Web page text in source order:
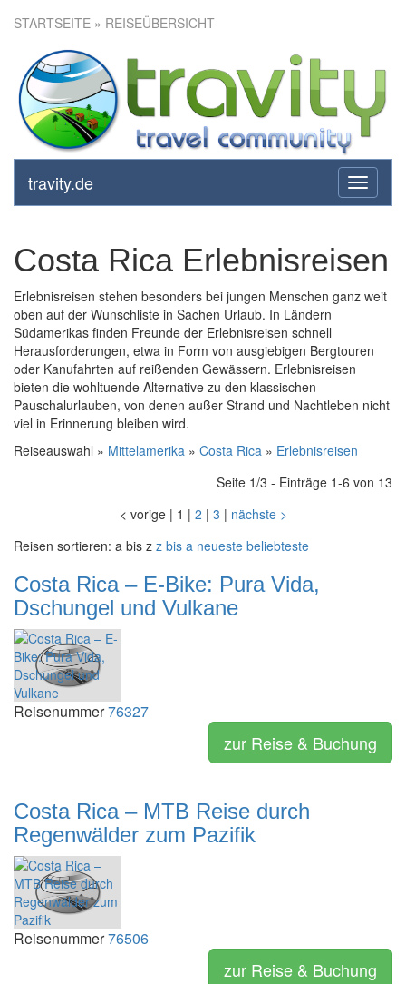
STARTSEITE » REISEÜBERSICHT
toggle
travity.de
Costa Rica Erlebnisreisen
Erlebnisreisen stehen besonders bei jungen Menschen ganz weit
oben auf der Wunschliste in Sachen Urlaub. In Ländern
Südamerikas finden Freunde der Erlebnisreisen schnell
Herausforderungen, etwa in Form von ausgiebigen Bergtouren
oder Kanufahrten auf reißenden Gewässern. Erlebnisreisen
bieten die wohltuende Alternative zu den klassischen
Pauschalurlauben, von denen außer Strand und Nachtleben nicht
viel in Erinnerung bleiben wird.
Reiseauswahl » Mittelamerika » Costa Rica » Erlebnisreisen
Seite 1/3 - Einträge 1-6 von 13
< vorige | 1 | 2 | 3 | nächste >
Reisen sortieren: a bis z z bis a neueste beliebteste
Costa Rica – E-Bike: Pura Vida,
Dschungel und Vulkane
Reisenummer76327
zur Reise & Buchung
Costa Rica – MTB Reise durch
Regenwälder zum Pazifik
Reisenummer76506
zur Reise & Buchung